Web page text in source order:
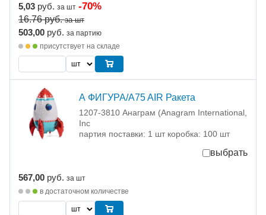
5,03 руб. за шт -70%
16.76руб. за шт
503,00 руб. за партию
присутствует на складе
А ФИГУРА/A75 AIR Ракета
1207-3810 Анаграм (Anagram International,
Inc
партия поставки: 1 шт коробка: 100 шт
выбрать
567,00 руб. за шт
в достаточном количестве